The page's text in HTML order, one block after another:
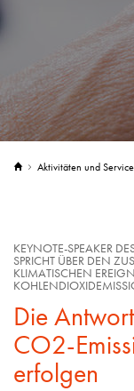
Aktivitäten und Service
KEYNOTE-SPEAKER
SPRICHT ÜBER DEN
KLIMATISCHEN
Die
CO2-
erfolgen